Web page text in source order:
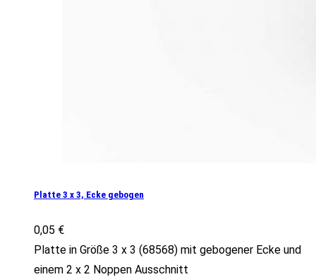
Platte 3 x 3, Ecke gebogen
0,05 €
Platte in Größe 3 x 3 (68568) mit gebogener Ecke und
einem 2 x 2 Noppen Ausschnitt